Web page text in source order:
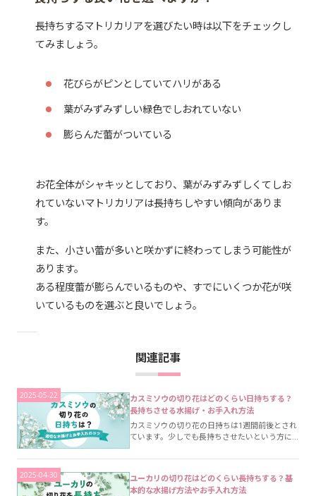
長持ちするマトリカリアを選びたい時は以下をチェックし
てみましょう。
花びらがピンとしていてハリがある
葉がみずみずしい緑色でしおれていない
膨らんだ蕾がついている
お花全体がシャキッとしており、葉がみずみずしくてしお
れていないマトリカリアは長持ちしやすい傾向がありま
す。
また、小さい蕾が多いと咲かずに終わってしまう可能性が
あります。
ある程度蕾が膨らんでいるものや、すでにいくつか花が咲
いているものを選ぶと良いでしょう。
関連記事
2025-05-22
カスミソウの切り花はどのくらい日持ちする？
長持ちさせる水揚げ・お手入れ方法
カスミソウの切り花の日持ちは1週間前後とされ
ています。少しでも長持ちさせたいという方に
向けて、カスミソウに適した水揚げとお手入れ
方法をご紹介します。
2025-04-30
ユーカリの切り花はどのくらい長持ちする？基
本的な水揚げ方法やお手入れ方法